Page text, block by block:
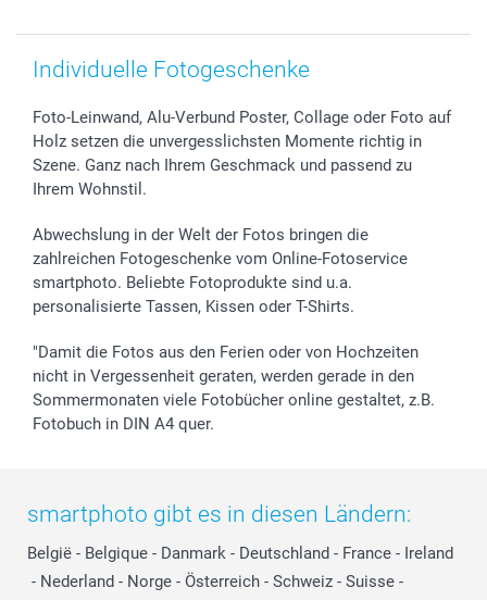
Individuelle Fotogeschenke
Foto-Leinwand, Alu-Verbund Poster, Collage oder Foto auf
Holz setzen die unvergesslichsten Momente richtig in
Szene. Ganz nach Ihrem Geschmack und passend zu
Ihrem Wohnstil.
Abwechslung in der Welt der Fotos bringen die
zahlreichen Fotogeschenke vom Online-Fotoservice
smartphoto. Beliebte Fotoprodukte sind u.a.
personalisierte Tassen, Kissen oder T-Shirts.
"Damit die Fotos aus den Ferien oder von Hochzeiten
nicht in Vergessenheit geraten, werden gerade in den
Sommermonaten viele Fotobücher online gestaltet, z.B.
Fotobuch in DIN A4 quer.
smartphoto gibt es in diesen Ländern:
België - Belgique - Danmark - Deutschland - France - Ireland
- Nederland - Norge - Österreich - Schweiz - Suisse -